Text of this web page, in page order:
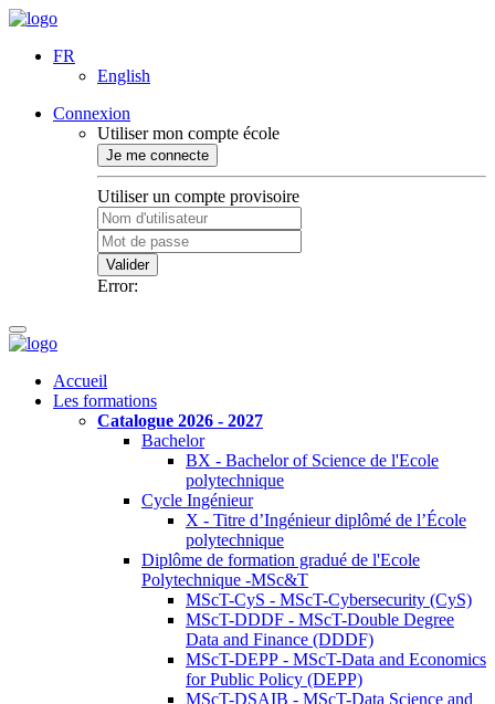
FR
English
Connexion
Utiliser mon compte école
Je me connecte
Utiliser un compte provisoire
Valider
Error:
Accueil
Les formations
Catalogue 2026 - 2027
Bachelor
BX - Bachelor of Science de l'Ecole
polytechnique
Cycle Ingénieur
X - Titre d’Ingénieur diplômé de l’École
polytechnique
Diplôme de formation gradué de l'Ecole
Polytechnique -MSc&T
MScT-CyS - MScT-Cybersecurity (CyS)
MScT-DDDF - MScT-Double Degree
Data and Finance (DDDF)
MScT-DEPP - MScT-Data and Economics
for Public Policy (DEPP)
MScT-DSAIB - MScT-Data Science and